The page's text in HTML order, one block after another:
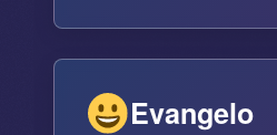
Evangelo